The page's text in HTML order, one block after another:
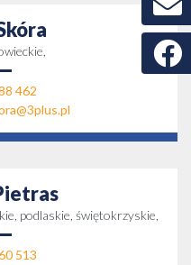
462
podlaskie, świętokrzyskie,
513